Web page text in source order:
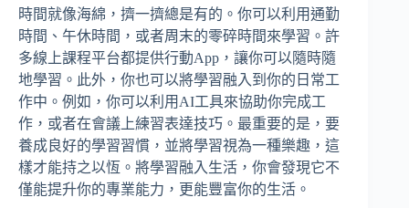
時間就像海綿，擠一擠總是有的。你可以利用通勤
時間、午休時間，或者周末的零碎時間來學習。許
多線上課程平台都提供行動App，讓你可以隨時隨
地學習。此外，你也可以將學習融入到你的日常工
作中。例如，你可以利用AI工具來協助你完成工
作，或者在會議上練習表達技巧。最重要的是，要
養成良好的學習習慣，並將學習視為一種樂趣，這
樣才能持之以恆。將學習融入生活，你會發現它不
僅能提升你的專業能力，更能豐富你的生活。